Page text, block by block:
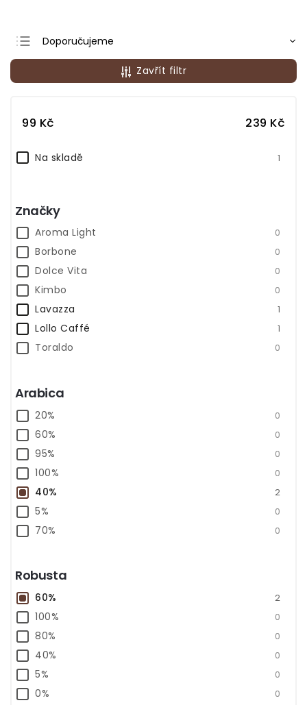
Doporučujeme
Nejlevnější
Nejdražší
Abecedně
Zavřít filtr
99 Kč 239 Kč
Na skladě 1
Značky
Aroma Light 0
Borbone 0
Dolce Vita 0
Kimbo 0
Lavazza 1
Lollo Caffé 1
Toraldo 0
Arabica
20% 0
60% 0
95% 0
100% 0
40% 2
5% 0
70% 0
80%
Robusta
60% 2
100% 0
80% 0
40% 0
5% 0
0% 0